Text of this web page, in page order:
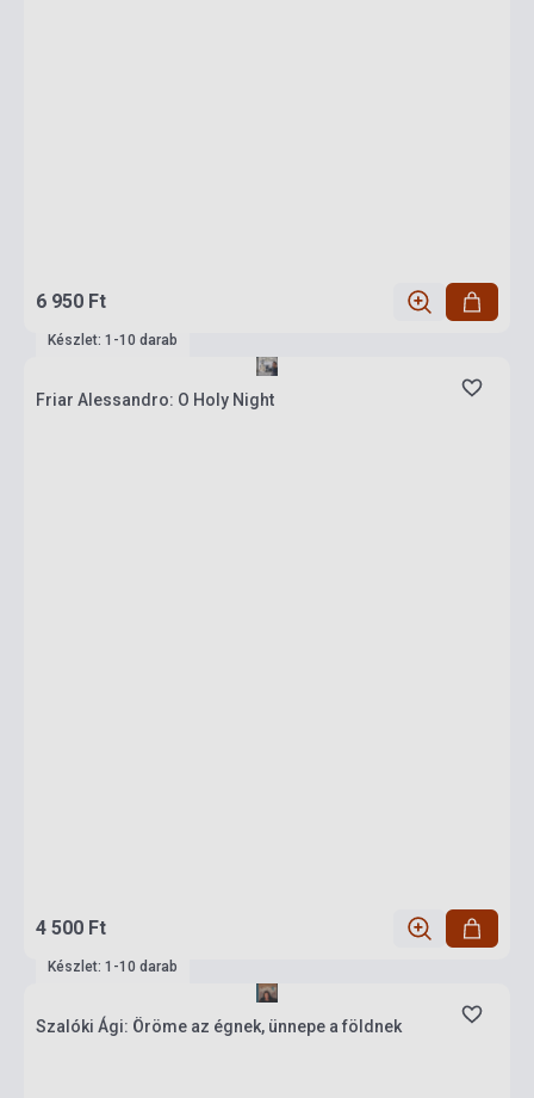
6 950 Ft
Készlet: 1-10 darab
Friar Alessandro: O Holy Night
4 500 Ft
Készlet: 1-10 darab
Szalóki Ági: Öröme az égnek, ünnepe a földnek